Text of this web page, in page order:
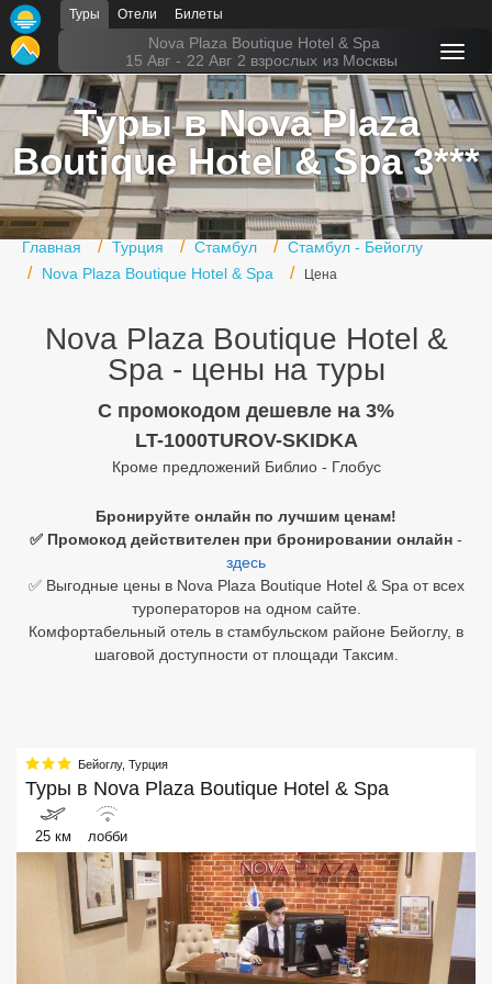
Туры Отели Билеты
Nova Plaza Boutique Hotel & Spa
15 Авг - 22 Авг 2 взрослых из Москвы
Туры в Nova Plaza
Boutique Hotel & Spa 3***
Главная Турция Стамбул
Стамбул - Бейоглу
Nova Plaza Boutique Hotel & Spa
Цена
Nova Plaza Boutique Hotel &
Spa - цены на туры
C промокодом дешевле на 3%
LT-1000TUROV-SKIDKA
Кроме предложений Библио - Глобус
Бронируйте онлайн по лучшим ценам!
✅ Промокод действителен при бронировании онлайн -
здесь
✅ Выгодные цены в Nova Plaza Boutique Hotel & Spa от всех
туроператоров на одном сайте.
Комфортабельный отель в стамбульском районе Бейоглу, в
шаговой доступности от площади Таксим.
Бейоглу, Турция
Туры в Nova Plaza Boutique Hotel & Spa
25 км лобби
Главная
Горящие туры
Туры в Турцию
Туры в Египет
Туры в ОАЭ
Офис г. Москва
Подборки отелей
Египет
Куба
Северный Гоа
Южный Гоа
Занзибар
Абхазия